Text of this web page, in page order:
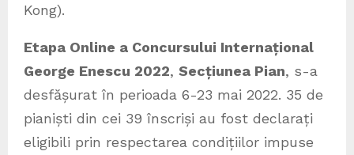
Kong).
Etapa Online a Concursului Internațional
George Enescu 2022, Secțiunea Pian, s-a
desfășurat în perioada 6-23 mai 2022. 35 de
pianiști din cei 39 înscriși au fost declarați
eligibili prin respectarea condițiilor impuse